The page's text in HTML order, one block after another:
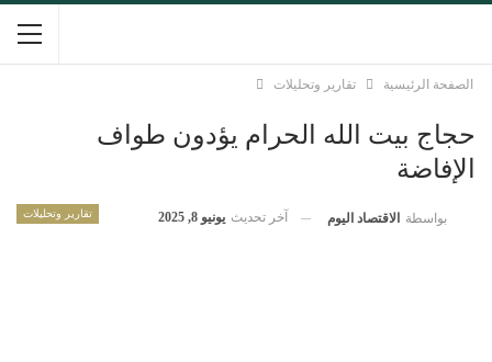
الصفحة الرئيسية تقارير وتحليلات
حجاج بيت الله الحرام يؤدون طواف
الإفاضة
تقارير وتحليلات بواسطة الاقتصاد اليوم آخر تحديث يونيو 8, 2025